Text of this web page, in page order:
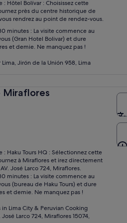
: Hôtel Bolívar : Choisissez cette
près du centre historique de
rendrez au point de rendez-vous.
minutes : La visite commence au
(Gran Hotel Bolivar) et dure
et demie. Ne manquez pas !
Jirón de la Unión 958, Lima
Miraflores
: Haku Tours HQ : Sélectionnez cette
à Miraflores et irez directement
José Larco 724, Miraflores.
minutes : La visite commence au
(bureau de Haku Tours) et dure
et demie. Ne manquez pas !
in Lima City & Peruvian Cooking
José Larco 724, Miraflores 15074,